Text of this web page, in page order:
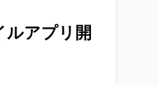
ルアプリ開